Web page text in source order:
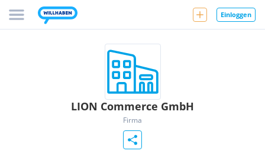
Einloggen
LION Commerce GmbH
Firma